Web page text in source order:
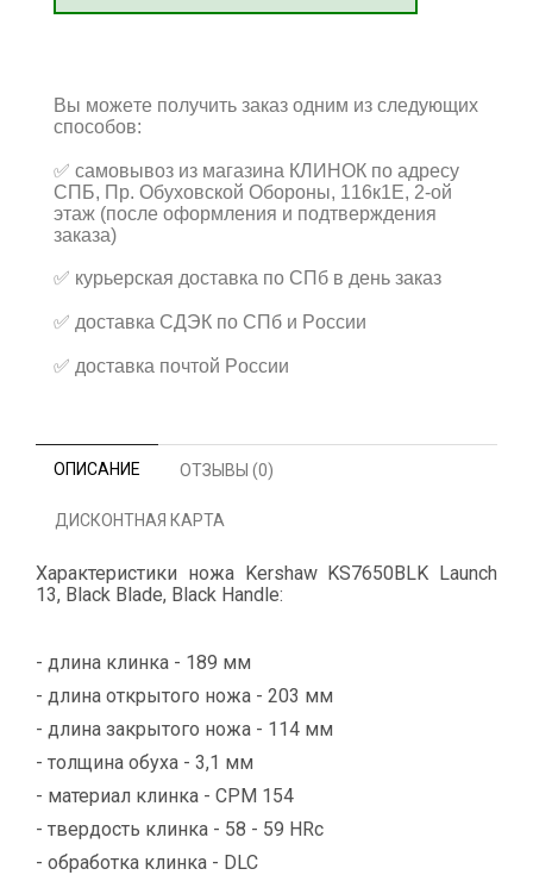
Вы можете получить заказ одним из следующих
способов:
✅ самовывоз из магазина КЛИНОК по адресу
СПБ, Пр. Обуховской Обороны, 116к1Е, 2-ой
этаж (после оформления и подтверждения
заказа)
✅ курьерская доставка по СПб в день заказ
✅ доставка СДЭК по СПб и России
✅ доставка почтой России
ОПИСАНИЕ ОТЗЫВЫ (0)
ДИСКОНТНАЯ КАРТА
Характеристики ножа Kershaw KS7650BLK Launch
13, Black Blade, Black Handle:
- длина клинка - 189 мм
- длина открытого ножа - 203 мм
- длина закрытого ножа - 114 мм
- толщина обуха - 3,1 мм
- материал клинка - CPM 154
- твердость клинка - 58 - 59 HRc
- обработка клинка - DLC